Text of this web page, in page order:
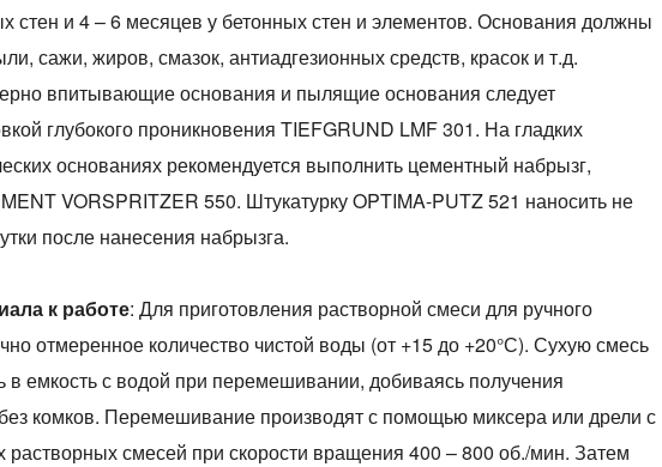
стен и 4 – 6 месяцев у бетонных стен и элементов. Основания должны
сажи, жиров, смазок, антиадгезионных средств, красок и т.д.
впитывающие основания и пылящие основания следует
глубокого проникновения TIEFGRUND LMF 301. На гладких
основаниях рекомендуется выполнить цементный набрызг,
VORSPRITZER 550. Штукатурку OPTIMA-PUTZ 521 наносить не
после нанесения набрызга.
к работе: Для приготовления растворной смеси для ручного
отмеренное количество чистой воды (от +15 до +20°С). Сухую смесь
в емкость с водой при перемешивании, добиваясь получения
комков. Перемешивание производят с помощью миксера или дрели с
растворных смесей при скорости вращения 400 – 800 об./мин. Затем